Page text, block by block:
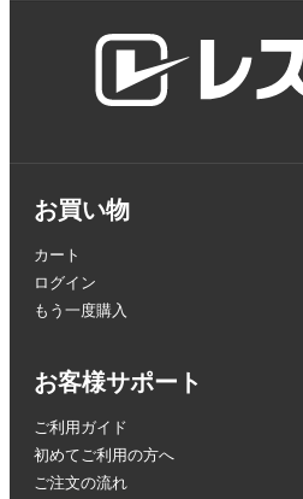
お買い物
カート
ログイン
もう一度購入
お客様サポート
ご利用ガイド
初めてご利用の方へ
ご注文の流れ